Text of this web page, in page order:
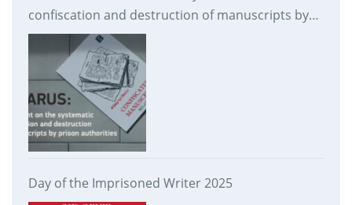
confiscation and destruction of manuscripts by
prison authorities
Day of the Imprisoned Writer 2025